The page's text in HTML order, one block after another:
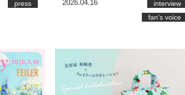
press 2026.04.16
interview
fan’s voice